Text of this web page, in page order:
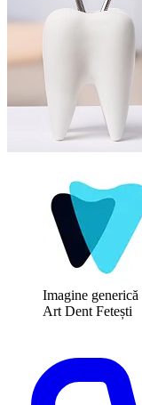
Imagine
Art Dent Fetești